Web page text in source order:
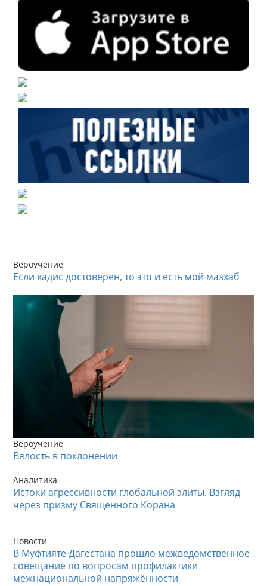
Вероучение
Если хадис достоверен, то это и есть мой мазхаб
Вероучение
Вялость в поклонении
Аналитика
Истоки агрессивности глобальной элиты. Взгляд
через призму Священного Корана
Новости
В Муфтияте Дагестана прошло межведомственное
совещание по вопросам профилактики
межнациональной напряжённости